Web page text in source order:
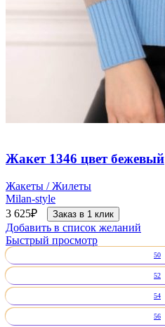
Жакет 1346 цвет бежевый
Жакеты / Жилеты
Milan-style
3 625₽ Заказ в 1 клик
Добавить в список желаний
Быстрый просмотр
50
52
54
56